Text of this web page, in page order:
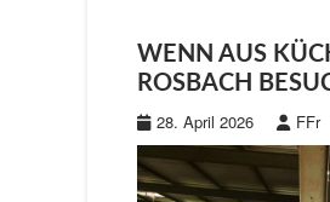
WENN AUS
ROSBACH
28. April 2026 FFr